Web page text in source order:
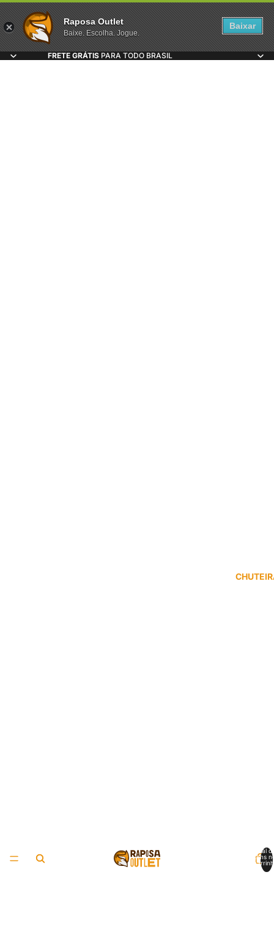
FRETE GRÁTIS PARA TODO BRASIL
Total
itens
Raposa Outlet
Baixe. Escolha. Jogue.
Baixar